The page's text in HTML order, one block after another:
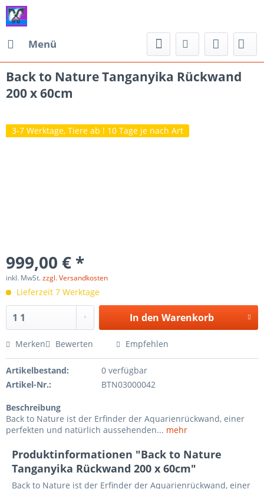
Menü
Back to Nature Tanganyika Rückwand
200 x 60cm
3-7 Werktage, Tiere ab ! 10 Tage je nach Art
999,00 € *
inkl. MwSt.zzgl. Versandkosten
Lieferzeit 7 Werktage
In den Warenkorb
Merken Bewerten Empfehlen
Artikelbestand:
0 verfügbar
Artikel-Nr.:
BTN03000042
Beschreibung
Back to Nature ist der Erfinder der Aquarienrückwand, einer
perfekten und natürlich aussehenden... mehr
Produktinformationen "Back to Nature
Tanganyika Rückwand 200 x 60cm"
Back to Nature ist der Erfinder der Aquarienrückwand, einer